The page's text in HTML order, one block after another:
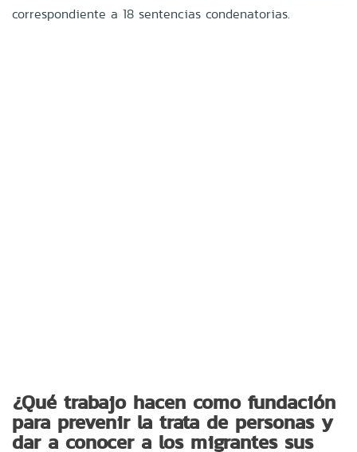
correspondiente a 18 sentencias condenatorias.
¿Qué trabajo hacen como fundación
para prevenir la trata de personas y
dar a conocer a los migrantes sus